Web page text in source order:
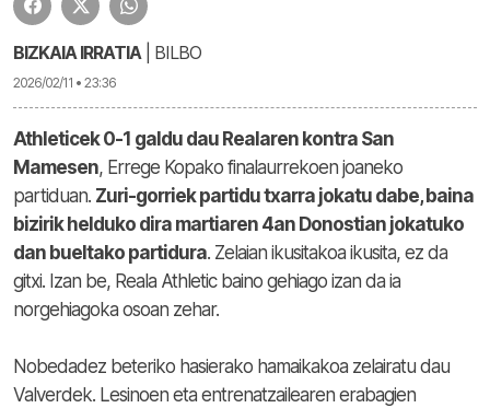
BIZKAIA IRRATIA| BILBO
2026/02/11 • 23:36
Athleticek 0-1 galdu dau Realaren kontra San
Mamesen, Errege Kopako finalaurrekoen joaneko
partiduan. Zuri-gorriek partidu txarra jokatu dabe, baina
bizirik helduko dira martiaren 4an Donostian jokatuko
dan bueltako partidura. Zelaian ikusitakoa ikusita, ez da
gitxi. Izan be, Reala Athletic baino gehiago izan da ia
norgehiagoka osoan zehar.
Nobedadez beteriko hasierako hamaikakoa zelairatu dau
Valverdek. Lesinoen eta entrenatzailearen erabagien